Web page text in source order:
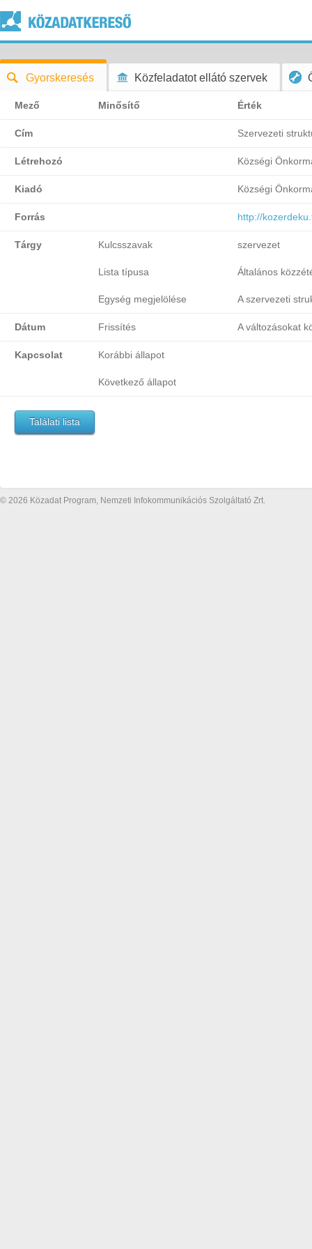
Gyorskeresés Közfeladatot ellátó szervek
Mező Minősítő Érték
Cím Szervezeti
Létrehozó Községi
Kiadó Községi
Forrás http://
Tárgy Kulcsszavak szervezet
Lista típusa Általános
Egység megjelölése A szervezeti
Dátum Frissítés A változásokat
Kapcsolat Korábbi állapot
Következő állapot
Találati lista
© 2026 Közadat Program, Nemzeti Infokommunikációs Szolgáltató Zrt.